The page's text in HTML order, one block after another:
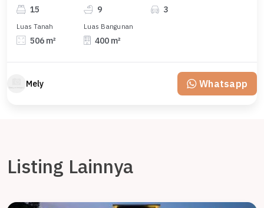
15 9 3
Luas Tanah
506 m²
Luas Bangunan
400 m²
Mely Whatsapp
Listing Lainnya